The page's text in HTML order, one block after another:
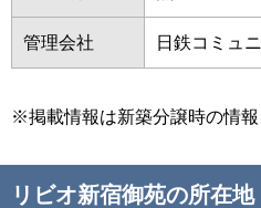
管理会社 日鉄コミュ
※掲載情報は新築分譲時の情報
リビオ新宿御苑の所在地